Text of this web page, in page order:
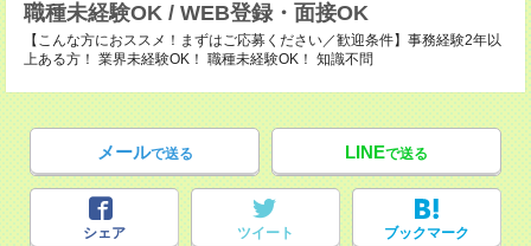
職種未経験OK / WEB登録・面接OK
【こんな方におススメ！まずはご応募ください／歓迎条件】事務経験2年以
上ある方！ 業界未経験OK！ 職種未経験OK！ 知識不問
メールで送る LINEで送る
シェア ツイート ブックマーク